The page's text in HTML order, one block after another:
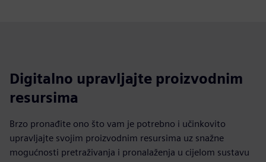
Digitalno upravljajte proizvodnim
resursima
Brzo pronađite ono što vam je potrebno i učinkovito
upravljajte svojim proizvodnim resursima uz snažne
mogućnosti pretraživanja i pronalaženja u cijelom sustavu